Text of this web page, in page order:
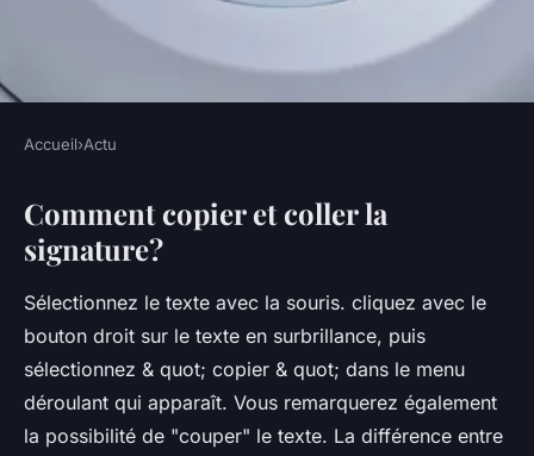
Comment scanner une
signature ?
•5 octobre 2022 •3 min de lecture
Accueil›Actu
Comment copier et coller la
signature?
Sélectionnez le texte avec la souris. cliquez avec le
bouton droit sur le texte en surbrillance, puis
sélectionnez & quot; copier & quot; dans le menu
déroulant qui apparaît. Vous remarquerez également
la possibilité de "couper" le texte. La différence entre